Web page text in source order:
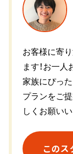
お客様に寄
ます！お一
家族にぴっ
プランをご
しくお願いい
このス